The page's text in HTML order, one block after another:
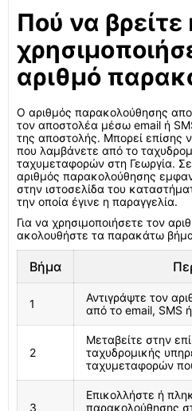
Πού να
αριθμό
Ο αριθμός παρακολούθησης
τον αποστολέα μέσω email ή
της αποστολής. Μπορεί επίσης
που λαμβάνετε από το
ταχυμεταφορών στη Γεωργία.
αριθμός παρακολούθησης
στην ιστοσελίδα του
την οποία έγινε η παραγγελία.
Για να χρησιμοποιήσετε τον
ακολουθήστε τα παρακάτω
Βήμα
1
Αντιγράψτε τον
από το email, SMS
2
Μεταβείτε στην
ταχυδρομικής
ταχυμεταφορών
3
Επικολλήστε ή
παρακολούθησης